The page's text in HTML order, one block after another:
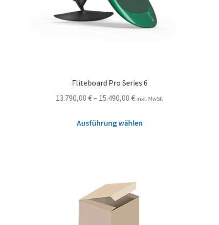
Fliteboard Pro Series 6
13.790,00 €– 15.490,00 € inkl. MwSt.
Ausführung wählen